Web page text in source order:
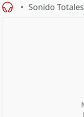
Sonido Totales